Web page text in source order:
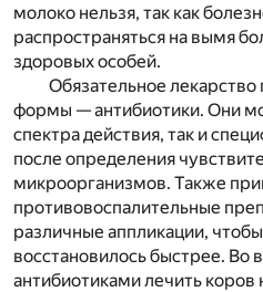
молоко нельзя, так как
распространяться на вымя
здоровых особей.
Обязательное
формы — антибиотики. Они
спектра действия, так и
после определения
микроорганизмов. Также
противовоспалительные
различные аппликации,
восстановилось быстрее. Во
антибиотиками лечить коров